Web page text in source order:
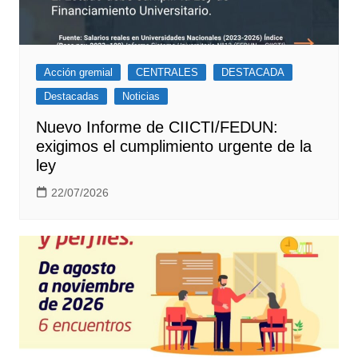
Acción gremial CENTRALES
DESTACADA
Destacadas
Noticias
Nuevo Informe de CIICTI/FEDUN:
exigimos el cumplimiento urgente de la
ley
22/07/2026